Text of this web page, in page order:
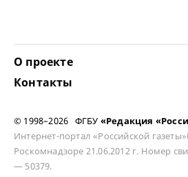
О проекте
Контакты
© 1998–2026 ФГБУ «Редакция
Интернет-портал «Российской
Роскомнадзоре 21.06.2012 г. Номер
— 50379.